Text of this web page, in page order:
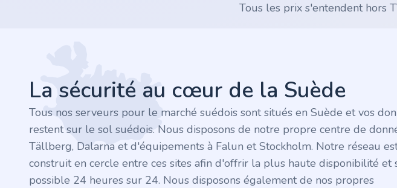
.uk
.design
.finance
.tennis
Tous les prix s'entendent hors
La sécurité au cœur de la Suède
Tous nos serveurs pour le marché suédois sont situés en Suède et vos
restent sur le sol suédois. Nous disposons de notre propre centre de
Tällberg, Dalarna et d'équipements à Falun et Stockholm. Notre réseau
construit en cercle entre ces sites afin d'offrir la plus haute disponibilité et
possible 24 heures sur 24. Nous disposons également de nos propres